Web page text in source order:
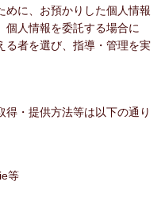
めに、お預かりした個人情報
個人情報を委託する場合に
る者を選び、指導・管理を実
得・提供方法等は以下の通り
等